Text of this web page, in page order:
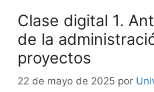
Clase digital 1.
de la
proyectos
22 de mayo de 2025 por